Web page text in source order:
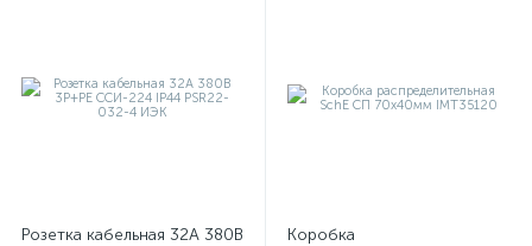
Розетка кабельная 32А 380В
Коробка